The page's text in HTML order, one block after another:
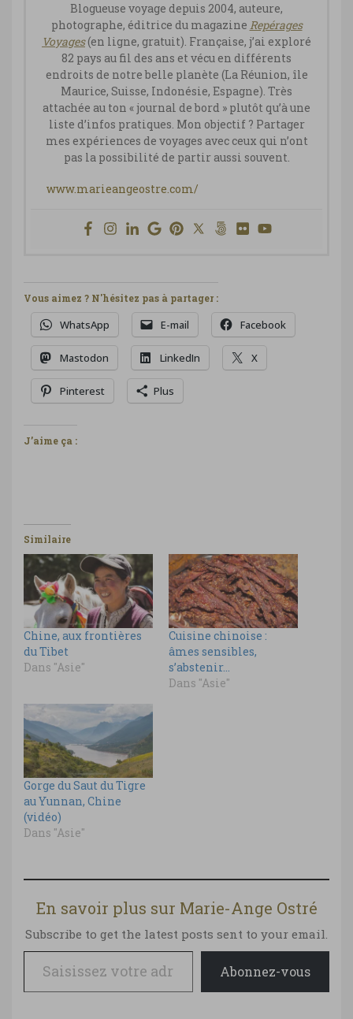
Blogueuse voyage depuis 2004, auteure,
photographe, éditrice du magazine Repérages
Voyages(en ligne, gratuit). Française, j’ai exploré
82 pays au fil des ans et vécu en différents
endroits de notre belle planète (La Réunion, île
Maurice, Suisse, Indonésie, Espagne). Très
attachée au ton « journal de bord » plutôt qu’à une
liste d’infos pratiques. Mon objectif ? Partager
mes expériences de voyages avec ceux qui n’ont
pas la possibilité de partir aussi souvent.
www.marieangeostre.com/
Vous aimez ? N'hésitez pas à partager :
WhatsApp E-mail Facebook
Mastodon LinkedIn X
Pinterest Plus
J’aime ça :
Similaire
Chine, aux frontières
du Tibet
Dans "Asie"
Cuisine chinoise :
âmes sensibles,
s’abstenir…
Dans "Asie"
Gorge du Saut du Tigre
au Yunnan, Chine
(vidéo)
Dans "Asie"
En savoir plus sur Marie-Ange Ostré
Subscribe to get the latest posts sent to your email.
Saisissez votre adresse e-mail…
Abonnez-vous